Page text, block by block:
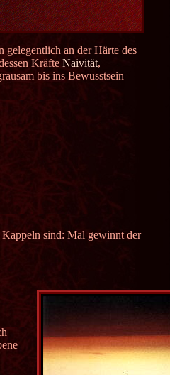
gelegentlich an der Härte des
KräfteNaivität,
bis ins Bewusstsein
Kappeln sind: Mal gewinnt der